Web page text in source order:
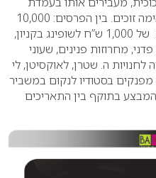
זוכים.
בין הפרסים: 10,000
ש”ח לשופינג בקניון, עשרות מתנות של 1,000 ש”ח לשופינג בקניון,
מחרוזות פנינים, שעוני
לחנויות ה. שטרן, לאוקסיטן, לי
מפנקים בסטודיו לנקום במשביר
המבצע בתוקף בין התאריכים